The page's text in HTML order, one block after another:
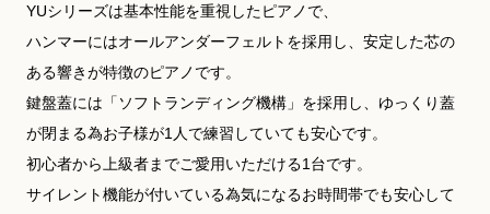
YUシリーズは基本性能を重視したピアノで、
ハンマーにはオールアンダーフェルトを採用し、安定した芯の
ある響きが特徴のピアノです。
鍵盤蓋には「ソフトランディング機構」を採用し、ゆっくり蓋
が閉まる為お子様が1人で練習していても安心です。
初心者から上級者までご愛用いただける1台です。
サイレント機能が付いている為気になるお時間帯でも安心して